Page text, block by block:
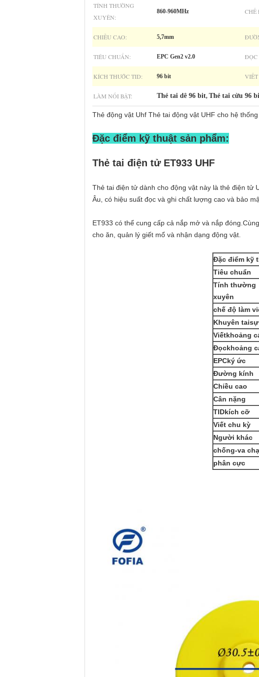
TÍNH THƯỜNG
XUYÊN:
860-960MHz CHẾ
CHIỀU CAO: 5,7mm
TIÊU CHUẨN: EPC Gen2 v2.0 ĐỌC
KÍCH THƯỚC TID: 96 bit
LÀM NỔI BẬT: Thẻ tai dê 96 bit, Thẻ tai cừu 96
Thẻ động vật Uhf Thẻ tai động vật UHF cho hệ
Đặc điểm kỹ thuật sản phẩm:
Thẻ tai điện tử ET933 UHF
Thẻ tai điện tử dành cho động vật này là thẻ điện tử
Âu, có hiệu suất đọc và ghi chất lượng cao và bảo
ET933 có thể cung cấp cả nắp mở và nắp
cho ăn, quản lý giết mổ và nhận dạng động vật.
Đặc điểm kỹ
Tiêu chuẩn
Tính thường
xuyên
chế độ làm
Khuyên tai
Viếtkhoảng
Đọckhoảng
EPCký ức
Đường kính
Chiều cao
Cân nặng
TIDkích cỡ
Viết chu kỳ
Người khác
chống-va
phân cực